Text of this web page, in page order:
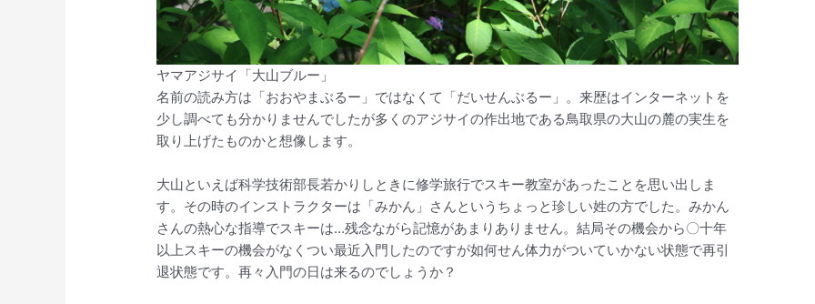
ヤマアジサイ「大山ブルー」
名前の読み方は「おおやまぶるー」ではなくて「だいせんぶるー」。来歴はインターネットを
少し調べても分かりませんでしたが多くのアジサイの作出地である鳥取県の大山の麓の実生を
取り上げたものかと想像します。
大山といえば科学技術部長若かりしときに修学旅行でスキー教室があったことを思い出しま
す。その時のインストラクターは「みかん」さんというちょっと珍しい姓の方でした。みかん
さんの熱心な指導でスキーは…残念ながら記憶があまりありません。結局その機会から〇十年
以上スキーの機会がなくつい最近入門したのですが如何せん体力がついていかない状態で再引
退状態です。再々入門の日は来るのでしょうか？